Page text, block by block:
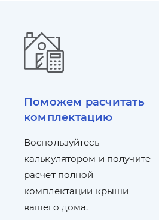
Поможем расчитать
комплектацию
Воспользуйтесь
калькулятором и получите
расчет полной
комплектации крыши
вашего дома.